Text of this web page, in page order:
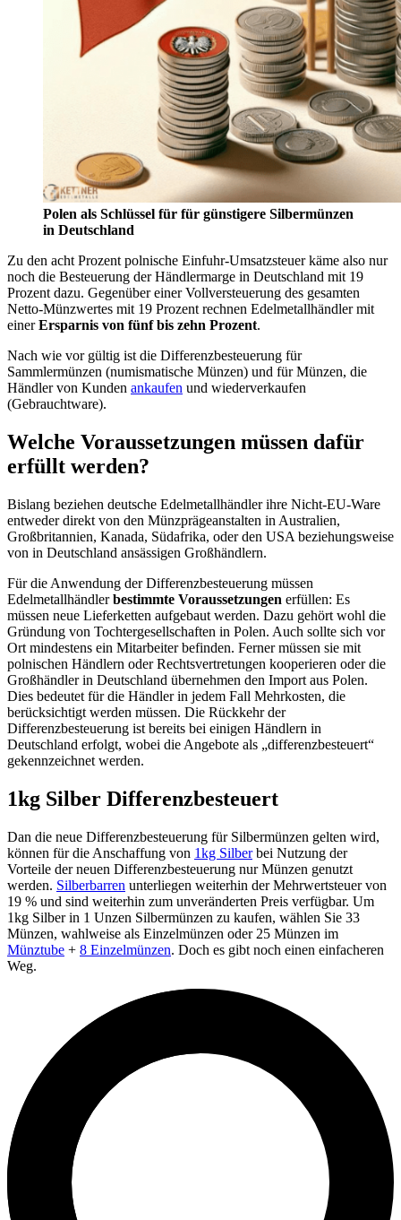
Polen als Schlüssel für für günstigere Silbermünzen
in Deutschland
Zu den acht Prozent polnische Einfuhr-Umsatzsteuer käme also nur
noch die Besteuerung der Händlermarge in Deutschland mit 19
Prozent dazu. Gegenüber einer Vollversteuerung des gesamten
Netto-Münzwertes mit 19 Prozent rechnen Edelmetallhändler mit
einerErsparnis von fünf bis zehn Prozent.
Nach wie vor gültig ist die Differenzbesteuerung für
Sammlermünzen (numismatische Münzen) und für Münzen, die
Händler von Kunden ankaufen und wiederverkaufen
(Gebrauchtware).
Welche Voraussetzungen müssen dafür
erfüllt werden?
Bislang beziehen deutsche Edelmetallhändler ihre Nicht-EU-Ware
entweder direkt von den Münzprägeanstalten in Australien,
Großbritannien, Kanada, Südafrika, oder den USA beziehungsweise
von in Deutschland ansässigen Großhändlern.
Für die Anwendung der Differenzbesteuerung müssen
Edelmetallhändlerbestimmte Voraussetzungen erfüllen: Es
müssen neue Lieferketten aufgebaut werden. Dazu gehört wohl die
Gründung von Tochtergesellschaften in Polen. Auch sollte sich vor
Ort mindestens ein Mitarbeiter befinden. Ferner müssen sie mit
polnischen Händlern oder Rechtsvertretungen kooperieren oder die
Großhändler in Deutschland übernehmen den Import aus Polen.
Dies bedeutet für die Händler in jedem Fall Mehrkosten, die
berücksichtigt werden müssen. Die Rückkehr der
Differenzbesteuerung ist bereits bei einigen Händlern in
Deutschland erfolgt, wobei die Angebote als „differenzbesteuert“
gekennzeichnet werden.
1kg Silber Differenzbesteuert
Dan die neue Differenzbesteuerung für Silbermünzen gelten wird,
können für die Anschaffung von 1kg Silberbei Nutzung der
Vorteile der neuen Differenzbesteuerung nur Münzen genutzt
werden. Silberbarren unterliegen weiterhin der Mehrwertsteuer von
19 % und sind weiterhin zum unveränderten Preis verfügbar. Um
1kg Silber in 1 Unzen Silbermünzen zu kaufen, wählen Sie 33
Münzen, wahlweise als Einzelmünzen oder 25 Münzen im
Münztube + 8 Einzelmünzen. Doch es gibt noch einen einfacheren
Weg.